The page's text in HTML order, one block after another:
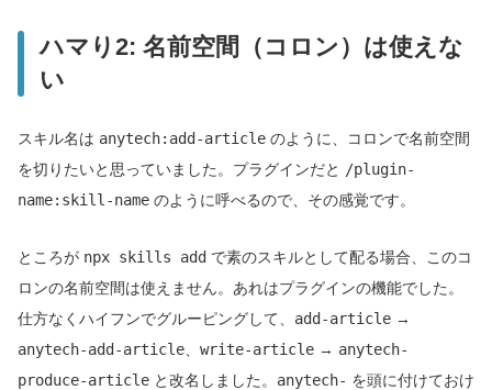
ハマり2: 名前空間（コロン）は使えな
い
スキル名は anytech:add-article のように、コロンで名前空間
を切りたいと思っていました。プラグインだと /plugin-
name:skill-name のように呼べるので、その感覚です。
ところが npx skills add で素のスキルとして配る場合、このコ
ロンの名前空間は使えません。あれはプラグインの機能でした。
仕方なくハイフンでグルーピングして、 add-article →
anytech-add-article、 write-article → anytech-
produce-article と改名しました。 anytech- を頭に付けておけ